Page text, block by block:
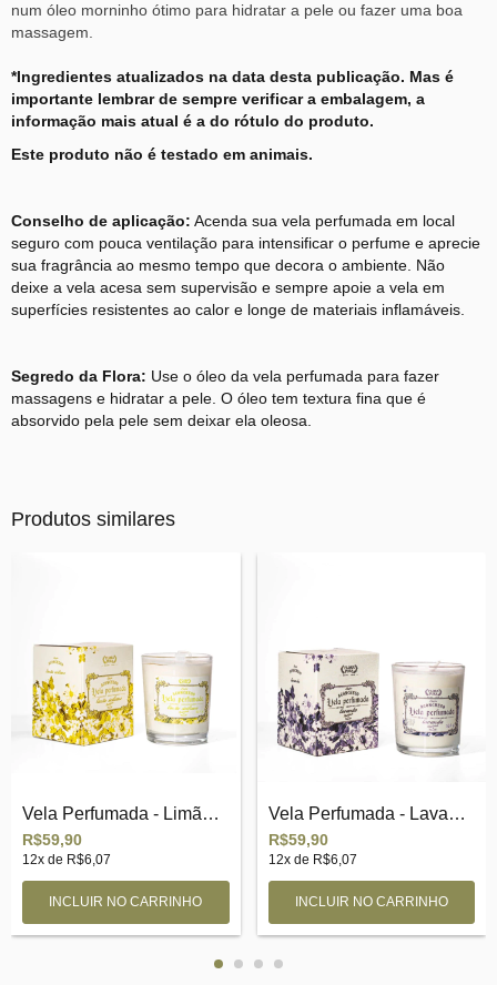
num óleo morninho ótimo para hidratar a pele ou fazer uma boa
massagem.
*Ingredientes atualizados na data desta publicação. Mas é
importante lembrar de sempre verificar a embalagem, a
informação mais atual é a do rótulo do produto.
Este produto não é testado em animais.
Conselho de aplicação: Acenda sua vela perfumada em local
seguro com pouca ventilação para intensificar o perfume e aprecie
sua fragrância ao mesmo tempo que decora o ambiente. Não
deixe a vela acesa sem supervisão e sempre apoie a vela em
superfícies resistentes ao calor e longe de materiais inflamáveis.
Segredo da Flora: Use o óleo da vela perfumada para fazer
massagens e hidratar a pele. O óleo tem textura fina que é
absorvido pela pele sem deixar ela oleosa.
Produtos similares
Vela Perfumada - Limão siciliano
R$59,90
12x de R$6,07
Vela Perfumada - Lavanda
R$59,90
12x de R$6,07